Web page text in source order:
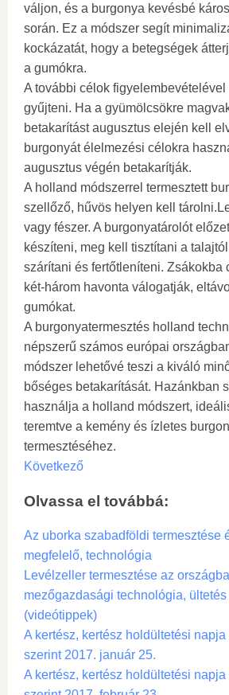
váljon, és a burgonya kevésbé
során. Ez a módszer segít
kockázatát, hogy a betegségek
a gumókra.
A további célok figyelembevételével
gyűjteni. Ha a gyümölcsökre
betakarítást augusztus elején kell
burgonyát élelmezési célokra
augusztus végén betakarítják.
A holland módszerrel termesztett
szellőző, hűvös helyen kell
vagy fészer. A burgonyatárolót
készíteni, meg kell tisztítani a
szárítani és fertőtleníteni. Zsákokba
két-három havonta válogatják,
gumókat.
A burgonyatermesztés holland
népszerű számos európai
módszer lehetővé teszi a kiváló
bőséges betakarítását. Hazánkban
használja a holland módszert,
teremtve a kemény és ízletes
termesztéséhez.
Következő
Olvassa el továbbá:
Az uborka szabadföldi termesztése
megfelelő, technológia
Levélzeller termesztése az
mezőgazdasági technológia,
(videótippek)
A kertész, kertész holdültetési
szerint 2017. január 25.
A kertész, kertész holdültetési